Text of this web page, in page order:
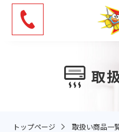
Skip
the
取
トップページ 取扱い商品一